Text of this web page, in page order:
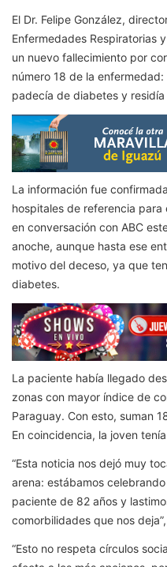
El Dr. Felipe González,
Enfermedades Respiratorias
un nuevo fallecimiento por
número 18 de la
padecía de diabetes y
La información fue
hospitales de referencia
en conversación con ABC
anoche, aunque hasta ese
motivo del deceso, ya que
diabetes.
La paciente había llegado
zonas con mayor índice de
Paraguay. Con esto, suman
En coincidencia, la joven
“Esta noticia nos dejó muy
arena: estábamos
paciente de 82 años y
comorbilidades que nos
“Esto no respeta círculos